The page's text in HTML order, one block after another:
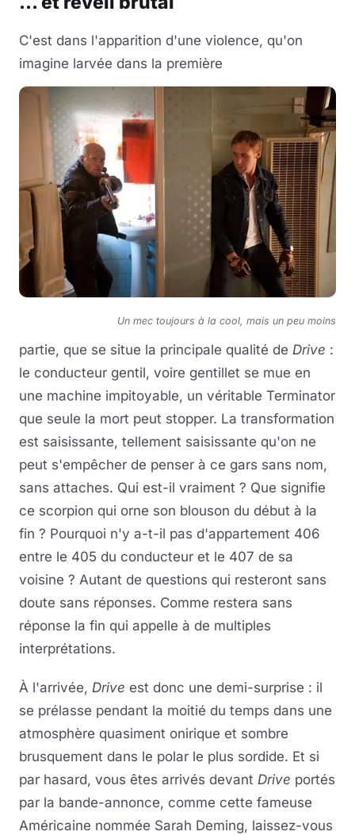
C'est dans l'apparition d'une violence, qu'on
imagine larvée dans la première
Un mec toujours à la cool, mais un peu moins
partie, que se situe la principale qualité de Drive :
le conducteur gentil, voire gentillet se mue en
une machine impitoyable, un véritable Terminator
que seule la mort peut stopper. La transformation
est saisissante, tellement saisissante qu'on ne
peut s'empêcher de penser à ce gars sans nom,
sans attaches. Qui est-il vraiment ? Que signifie
ce scorpion qui orne son blouson du début à la
fin ? Pourquoi n'y a-t-il pas d'appartement 406
entre le 405 du conducteur et le 407 de sa
voisine ? Autant de questions qui resteront sans
doute sans réponses. Comme restera sans
réponse la fin qui appelle à de multiples
interprétations.
À l'arrivée, Drive est donc une demi-surprise : il
se prélasse pendant la moitié du temps dans une
atmosphère quasiment onirique et sombre
brusquement dans le polar le plus sordide. Et si
par hasard, vous êtes arrivés devant Drive portés
par la bande-annonce, comme cette fameuse
Américaine nommée Sarah Deming, laissez-vous